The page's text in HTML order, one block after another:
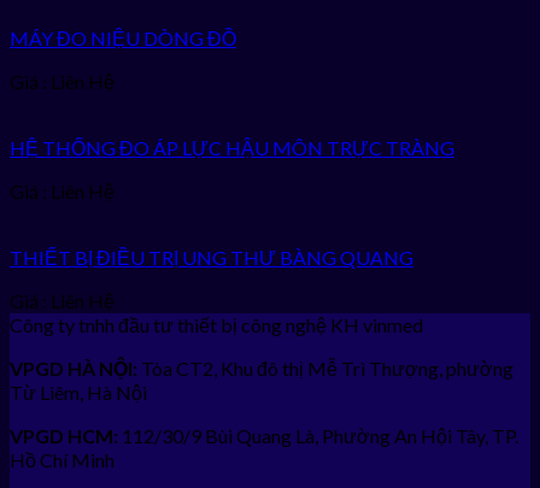
MÁY ĐO NIỆU DÒNG ĐỒ
Giá : Liên Hệ
HỆ THỐNG ĐO ÁP LỰC HẬU MÔN TRỰC TRÀNG
Giá : Liên Hệ
THIẾT BỊ ĐIỀU TRỊ UNG THƯ BÀNG QUANG
Giá : Liên Hệ
Công ty tnhh đầu tư thiết bị công nghệ KH vinmed
VPGD HÀ NỘI: Tòa CT2, Khu đô thị Mễ Trì Thượng, phường
Từ Liêm, Hà Nội
VPGD HCM: 112/30/9 Bùi Quang Là, Phường An Hội Tây, TP.
Hồ Chí Minh